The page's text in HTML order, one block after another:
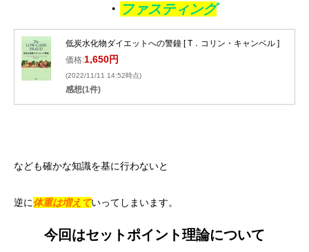
・ ファスティング
低炭水化物ダイエットへの警鐘 [ T．コリン・キャンベル ]
価格:1,650円
(2022/11/11 14:52時点)
感想(1件)
なども確かな知識を基に行わないと
逆に体重は増えていってしまいます。
今回はセットポイント理論について